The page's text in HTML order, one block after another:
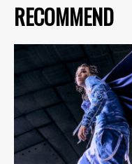
RECOMMEND